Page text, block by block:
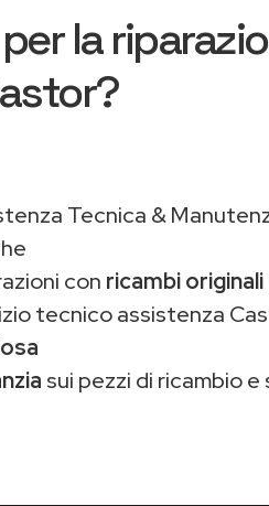
la
Tecnica &
con ricambi
tecnico assistenza
sui pezzi di ricambio e